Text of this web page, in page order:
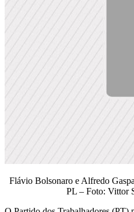
Flávio Bolsonaro e Alfredo
PL – Foto: Vittor